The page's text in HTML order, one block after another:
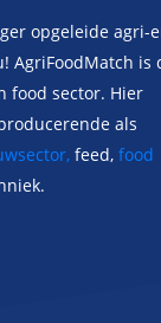
opgeleide agri-
AgriFoodMatch is
food sector. Hier
als
feed, food